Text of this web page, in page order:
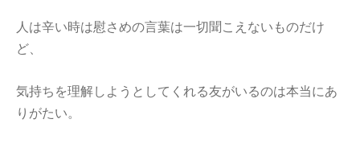
人は辛い時は慰さめの言葉は一切聞こえないものだけ
ど、
気持ちを理解しようとしてくれる友がいるのは本当にあ
りがたい。